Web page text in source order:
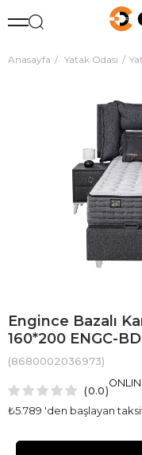
Anasayfa Yatak Odası
Engince Bazalı
160*200 ENGC-
(8680002036973)
0.0
₺5.789 'den başlayan